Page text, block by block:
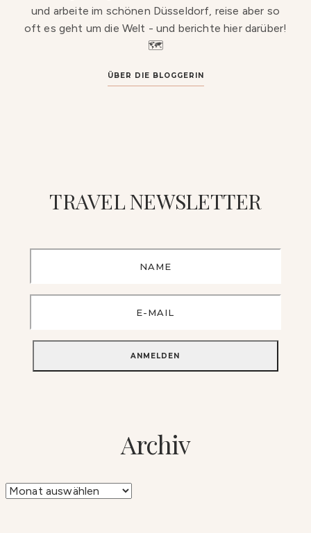
und arbeite im schönen Düsseldorf, reise aber so
oft es geht um die Welt - und berichte hier darüber!
🗺️
ÜBER DIE BLOGGERIN
TRAVEL NEWSLETTER
Archiv
Archiv